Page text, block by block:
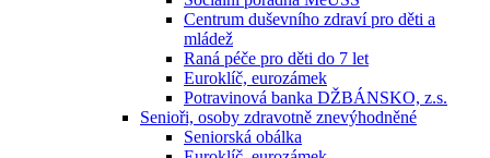
Centrum duševního zdraví pro děti a
mládež
Raná péče pro děti do 7 let
Euroklíč, eurozámek
Potravinová banka DŽBÁNSKO, z.s.
Senioři, osoby zdravotně znevýhodněné
Seniorská obálka